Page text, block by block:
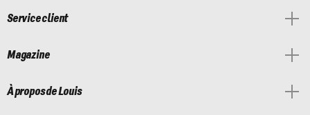
Service client
Magazine
À propos de Louis